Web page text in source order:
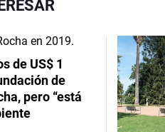
de US$ 1
de
pero “está